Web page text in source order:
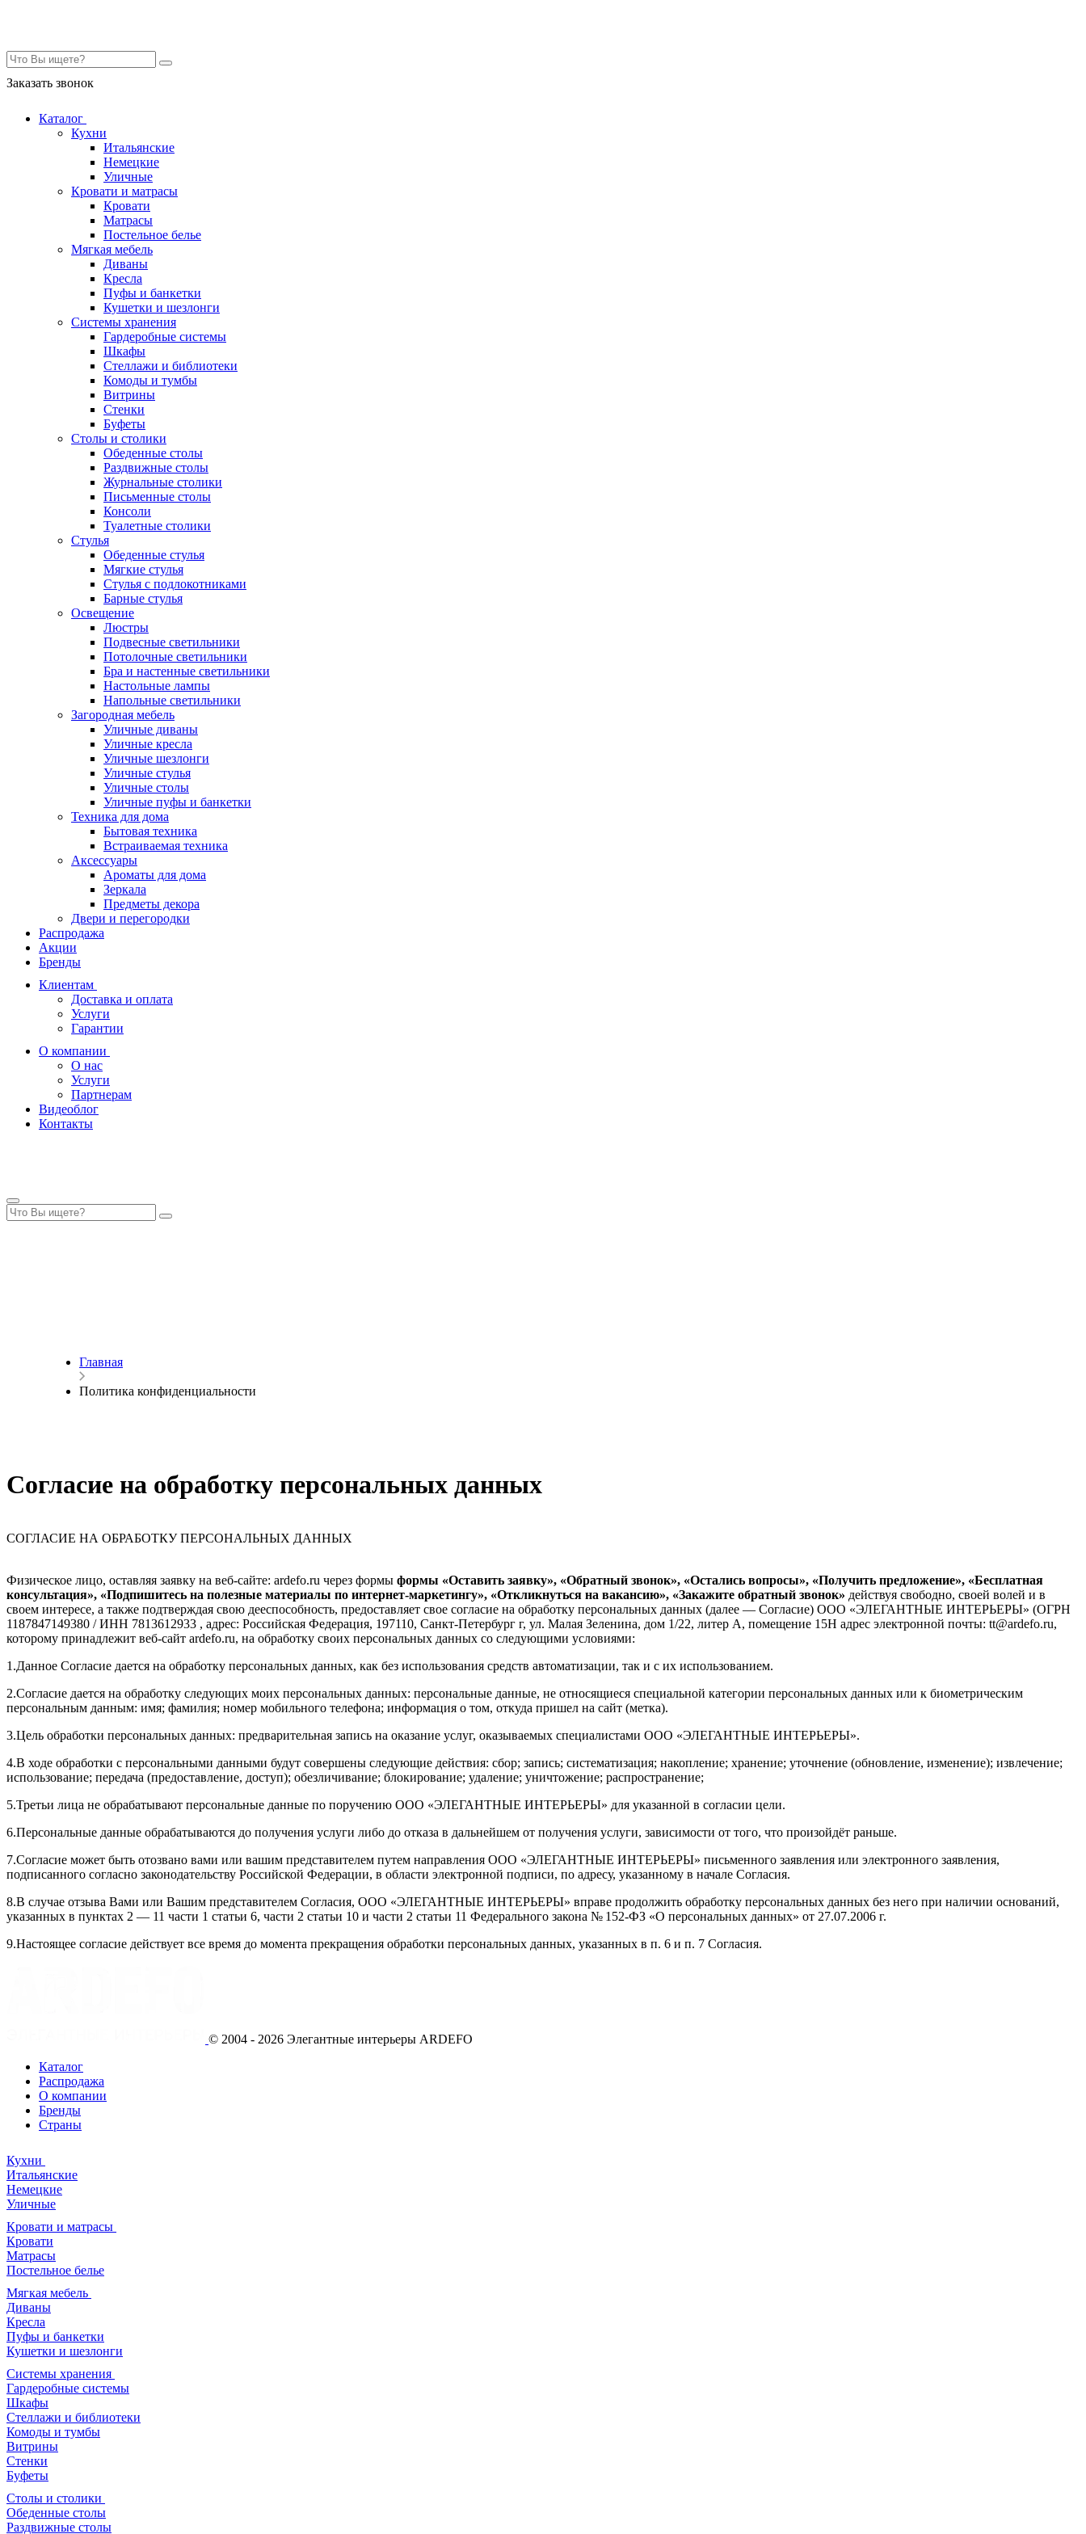
Заказать звонок
Каталог
Кухни
Итальянские
Немецкие
Уличные
Кровати и матрасы
Кровати
Матрасы
Постельное белье
Мягкая мебель
Диваны
Кресла
Пуфы и банкетки
Кушетки и шезлонги
Системы хранения
Гардеробные системы
Шкафы
Стеллажи и библиотеки
Комоды и тумбы
Витрины
Стенки
Буфеты
Столы и столики
Обеденные столы
Раздвижные столы
Журнальные столики
Письменные столы
Консоли
Туалетные столики
Стулья
Обеденные стулья
Мягкие стулья
Стулья с подлокотниками
Барные стулья
Освещение
Люстры
Подвесные светильники
Потолочные светильники
Бра и настенные светильники
Настольные лампы
Напольные светильники
Загородная мебель
Уличные диваны
Уличные кресла
Уличные шезлонги
Уличные стулья
Уличные столы
Уличные пуфы и банкетки
Техника для дома
Бытовая техника
Встраиваемая техника
Аксессуары
Ароматы для дома
Зеркала
Предметы декора
Двери и перегородки
Распродажа
Акции
Бренды
Клиентам
Доставка и оплата
Услуги
Гарантии
О компании
О нас
Услуги
Партнерам
Видеоблог
Контакты
Главная
Политика конфиденциальности
Согласие на обработку персональных данных
СОГЛАСИЕ НА ОБРАБОТКУ ПЕРСОНАЛЬНЫХ ДАННЫХ
Физическое лицо, оставляя заявку на веб-сайте: ardefo.ru через формы формы «Оставить заявку», «Обратный звонок», «Остались вопросы», «Получить предложение», «Бесплатная
консультация», «Подпишитесь на полезные материалы по интернет-маркетингу», «Откликнуться на вакансию», «Закажите обратный звонок» действуя свободно, своей волей и в
своем интересе, а также подтверждая свою дееспособность, предоставляет свое согласие на обработку персональных данных (далее — Согласие) ООО «ЭЛЕГАНТНЫЕ ИНТЕРЬЕРЫ» (ОГРН
1187847149380 / ИНН 7813612933 , адрес: Российская Федерация, 197110, Санкт-Петербург г, ул. Малая Зеленина, дом 1/22, литер А, помещение 15Н адрес электронной почты: tt@ardefo.ru,
которому принадлежит веб-сайт ardefo.ru, на обработку своих персональных данных со следующими условиями:
1.Данное Согласие дается на обработку персональных данных, как без использования средств автоматизации, так и с их использованием.
2.Согласие дается на обработку следующих моих персональных данных: персональные данные, не относящиеся специальной категории персональных данных или к биометрическим
персональным данным: имя; фамилия; номер мобильного телефона; информация о том, откуда пришел на сайт (метка).
3.Цель обработки персональных данных: предварительная запись на оказание услуг, оказываемых специалистами ООО «ЭЛЕГАНТНЫЕ ИНТЕРЬЕРЫ».
4.В ходе обработки с персональными данными будут совершены следующие действия: сбор; запись; систематизация; накопление; хранение; уточнение (обновление, изменение); извлечение;
использование; передача (предоставление, доступ); обезличивание; блокирование; удаление; уничтожение; распространение;
5.Третьи лица не обрабатывают персональные данные по поручению ООО «ЭЛЕГАНТНЫЕ ИНТЕРЬЕРЫ» для указанной в согласии цели.
6.Персональные данные обрабатываются до получения услуги либо до отказа в дальнейшем от получения услуги, зависимости от того, что произойдёт раньше.
7.Согласие может быть отозвано вами или вашим представителем путем направления ООО «ЭЛЕГАНТНЫЕ ИНТЕРЬЕРЫ» письменного заявления или электронного заявления,
подписанного согласно законодательству Российской Федерации, в области электронной подписи, по адресу, указанному в начале Согласия.
8.В случае отзыва Вами или Вашим представителем Согласия, ООО «ЭЛЕГАНТНЫЕ ИНТЕРЬЕРЫ» вправе продолжить обработку персональных данных без него при наличии оснований,
указанных в пунктах 2 — 11 части 1 статьи 6, части 2 статьи 10 и части 2 статьи 11 Федерального закона № 152-ФЗ «О персональных данных» от 27.07.2006 г.
9.Настоящее согласие действует все время до момента прекращения обработки персональных данных, указанных в п. 6 и п. 7 Согласия.
© 2004 - 2026 Элегантные интерьеры ARDEFO
Каталог
Распродажа
О компании
Бренды
Страны
Кухни
Итальянские
Немецкие
Уличные
Кровати и матрасы
Кровати
Матрасы
Постельное белье
Мягкая мебель
Диваны
Кресла
Пуфы и банкетки
Кушетки и шезлонги
Системы хранения
Гардеробные системы
Шкафы
Стеллажи и библиотеки
Комоды и тумбы
Витрины
Стенки
Буфеты
Столы и столики
Обеденные столы
Раздвижные столы